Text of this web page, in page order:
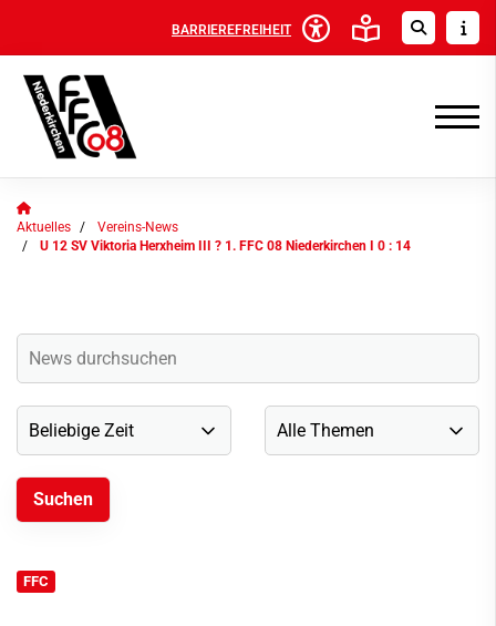
BARRIEREFREIHEIT
Aktuelles
Vereins-News
U 12 SV Viktoria Herxheim III ? 1. FFC 08 Niederkirchen I 0 : 14
FFC